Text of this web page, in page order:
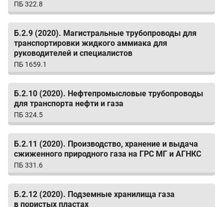
ПБ 322.8
Б.2.9 (2020). Магистральные трубопроводы для
транспортировки жидкого аммиака для
руководителей и специалистов
ПБ 1659.1
Б.2.10 (2020). Нефтепромысловые трубопроводы
для транспорта нефти и газа
ПБ 324.5
Б.2.11 (2020). Производство, хранение и выдача
сжиженного природного газа на ГРС МГ и АГНКС
ПБ 331.6
Б.2.12 (2020). Подземные хранилища газа
в пористых пластах